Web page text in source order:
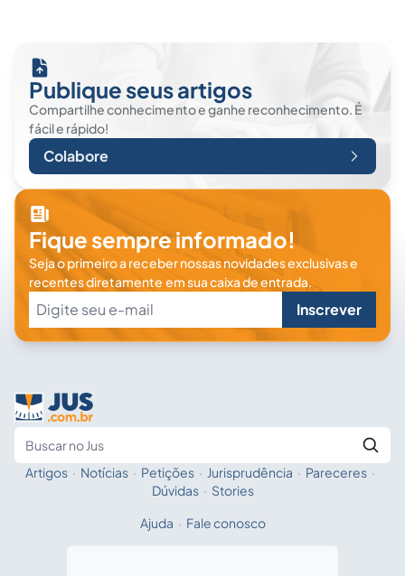
Publique seus artigos
Compartilhe conhecimento e ganhe reconhecimento. É
fácil e rápido!
Colabore
Fique sempre informado!
Seja o primeiro a receber nossas novidades exclusivas e
recentes diretamente em sua caixa de entrada.
Inscrever
Fale com a IA
Artigos · Notícias · Petições · Jurisprudência · Pareceres ·
Dúvidas · Stories
Ajuda · Fale conosco